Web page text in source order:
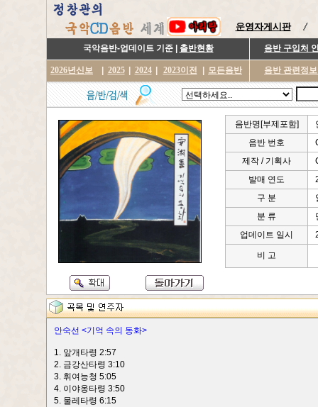
운영자게시판
국악음반-업데이트 기준 | 출반현황 음반 구입처
2026년신보 2025 2024 2023이전 모든음반 음반 관련정
음반명[부제포함]
음반 번호
제작 / 기획사
발매 연도
구 분
분 류
업데이트 일시
비 고
안숙선 <기억 속의 동화>
1. 앞개타령 2:57
2. 금강산타령 3:10
3. 휘여능청 5:05
4. 이야옹타령 3:50
5. 물레타령 6:15